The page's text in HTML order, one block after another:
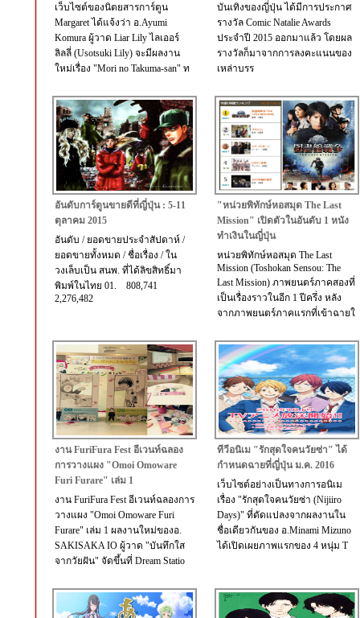
เว็บไซต์ของนิตยสารการ์ตูน
Margaret ได้แจ้งว่า อ.Ayumi
Komura ผู้วาด Liar Lily ไลเออร์
ลิลลี่ (Usotsuki Lily) จะมีผลงาน
ใหม่เรื่อง "Mori no Takuma-san" ท
บันเทิงของญี่ปุ่น ได้มีการประกาศ
รางวัล Comic Natalie Awards
ประจำปี 2015 ออกมาแล้ว โดยผล
รางวัลก็มาจากการลงคะแนนของ
เหล่าบรร
อันดับการ์ตูนขายดีที่ญี่ปุ่น : 5-11
ตุลาคม 2015
อันดับ / ยอดขายประจำสัปดาห์ /
ยอดขายทั้งหมด / ชื่อเรื่อง / ใน
วงเล็บเป็น สนพ. ที่ได้ลิขสิทธิ์มา
พิมพ์ในไทย 01. 808,741
2,276,482
"หน่วยพิทักษ์หอสมุด The Last
Mission" เปิดตัวในอันดับ 1 หนัง
ทำเงินในญี่ปุ่น
หน่วยพิทักษ์หอสมุด The Last
Mission (Toshokan Sensou: The
Last Mission) ภาพยนตร์ภาคสองที่
เป็นเรื่องราวในอีก 1 ปีครึ่ง หลัง
จากภาพยนตร์ภาคแรกที่เข้าฉายใ
งาน FuriFura Fest อีเวนท์ฉลอง
การวางแผง "Omoi Omoware
Furi Furare" เล่ม 1
งาน FuriFura Fest อีเวนท์ฉลองการ
วางแผง "Omoi Omoware Furi
Furare" เล่ม 1 ผลงานใหม่ของอ.
SAKISAKA IO ผู้วาด "บันทึกใส
จากวัยฝัน" จัดขึ้นที่ Dream Statio
ทีวีอนิเม "รักสุดใจคนวัยซ่า" ได้
กำหนดฉายที่ญี่ปุ่น ม.ค. 2016
เว็บไซต์อย่างเป็นทางการอนิเม
เรื่อง "รักสุดใจคนวัยซ่า (Nijiiro
Days)" ที่ดัดแปลงจากผลงานใน
ชื่อเดียวกันของ อ.Minami Mizuno
ได้เปิดเผยภาพแรกของ 4 หนุ่ม T